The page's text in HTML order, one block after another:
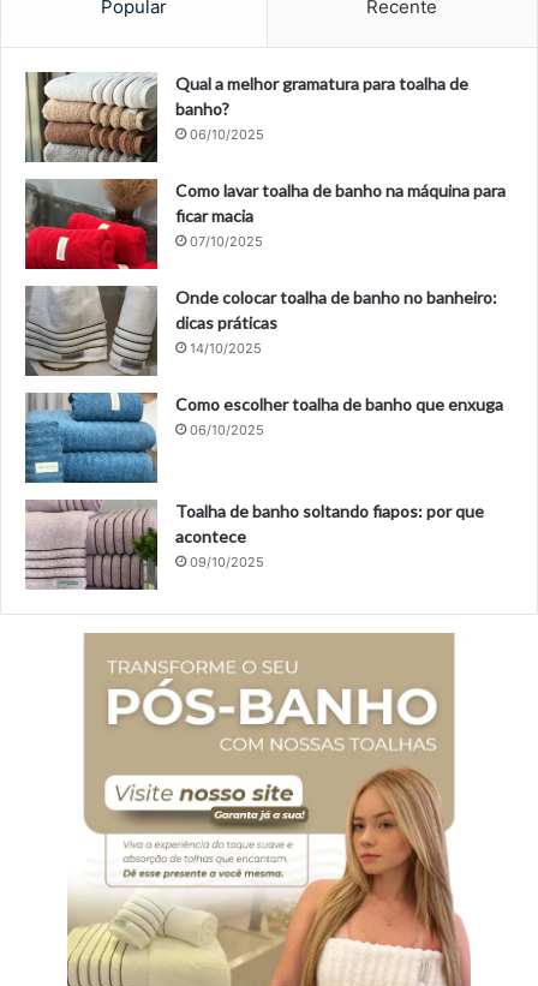
Popular Recente
Qual a melhor gramatura para toalha de
banho?
06/10/2025
Como lavar toalha de banho na máquina para
ficar macia
07/10/2025
Onde colocar toalha de banho no banheiro:
dicas práticas
14/10/2025
Como escolher toalha de banho que enxuga
06/10/2025
Toalha de banho soltando fiapos: por que
acontece
09/10/2025